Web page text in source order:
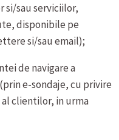
si/sau serviciilor,
disponibile pe
si/sau email);
de navigare a
e-sondaje, cu privire
clientilor, in urma